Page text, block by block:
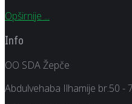
Opširnije ...
Info
OO SDA Žepče
Abdulvehaba Ilhamije br.50 -